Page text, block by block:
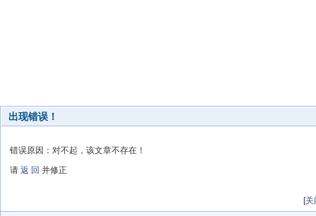
出现错误！
错误原因：对不起，该文章不存在！
请 返 回 并修正
[关